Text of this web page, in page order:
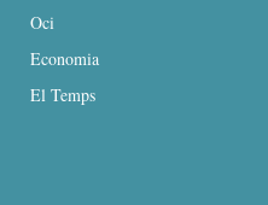
Oci
Economia
El Temps